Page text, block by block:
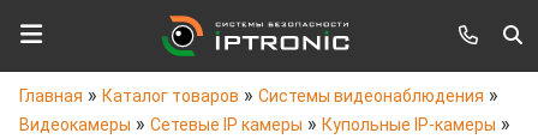
Главная » Каталог товаров » Системы видеонаблюдения »
Видеокамеры » Сетевые IP камеры » Купольные IP-камеры »